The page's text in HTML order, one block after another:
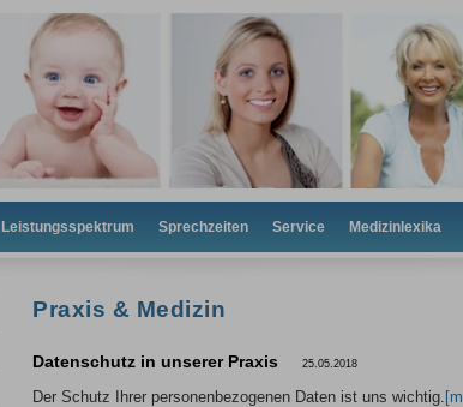
Leistungsspektrum Sprechzeiten Service Medizinlexika
Praxis & Medizin
Datenschutz in unserer Praxis 25.05.2018
Der Schutz Ihrer personenbezogenen Daten ist uns wichtig.